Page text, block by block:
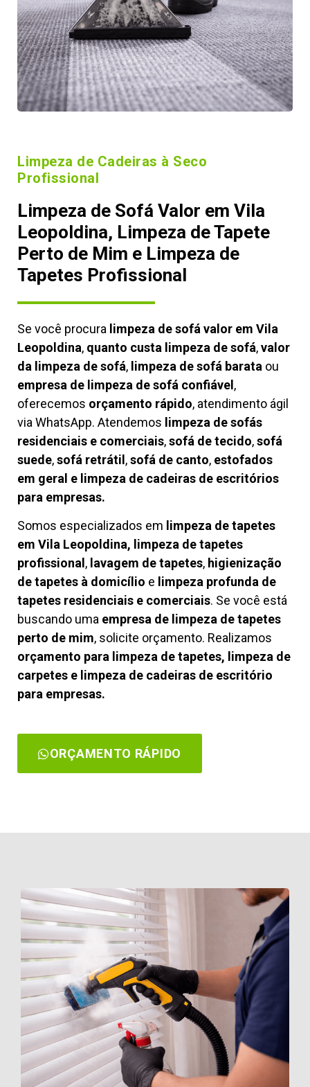
Limpeza de Cadeiras à Seco
Profissional
Limpeza de Sofá Valor em Vila
Leopoldina, Limpeza de Tapete
Perto de Mim e Limpeza de
Tapetes Profissional
Se você procura limpeza de sofá valor em Vila
Leopoldina, quanto custa limpeza de sofá,valor
da limpeza de sofá, limpeza de sofá barata ou
empresa de limpeza de sofá confiável,
oferecemos orçamento rápido, atendimento ágil
via WhatsApp. Atendemos limpeza desofás
residenciais e comerciais,sofá de tecido,sofá
suede,sofá retrátil,sofá de canto, estofados
em geral e limpeza de cadeiras de escritórios
para empresas.
Somos especializados em limpeza de tapetes
em Vila Leopoldina, limpeza de tapetes
profissional , lavagem de tapetes, higienização
de tapetes à domicílio e limpeza profunda de
tapetes residenciais e comerciais. Se você está
buscando uma empresa de limpeza de tapetes
perto de mim, solicite orçamento. Realizamos
orçamento para limpeza de tapetes, limpeza de
carpetes e limpeza de cadeiras de escritório
para empresas.
ORÇAMENTO RÁPIDO